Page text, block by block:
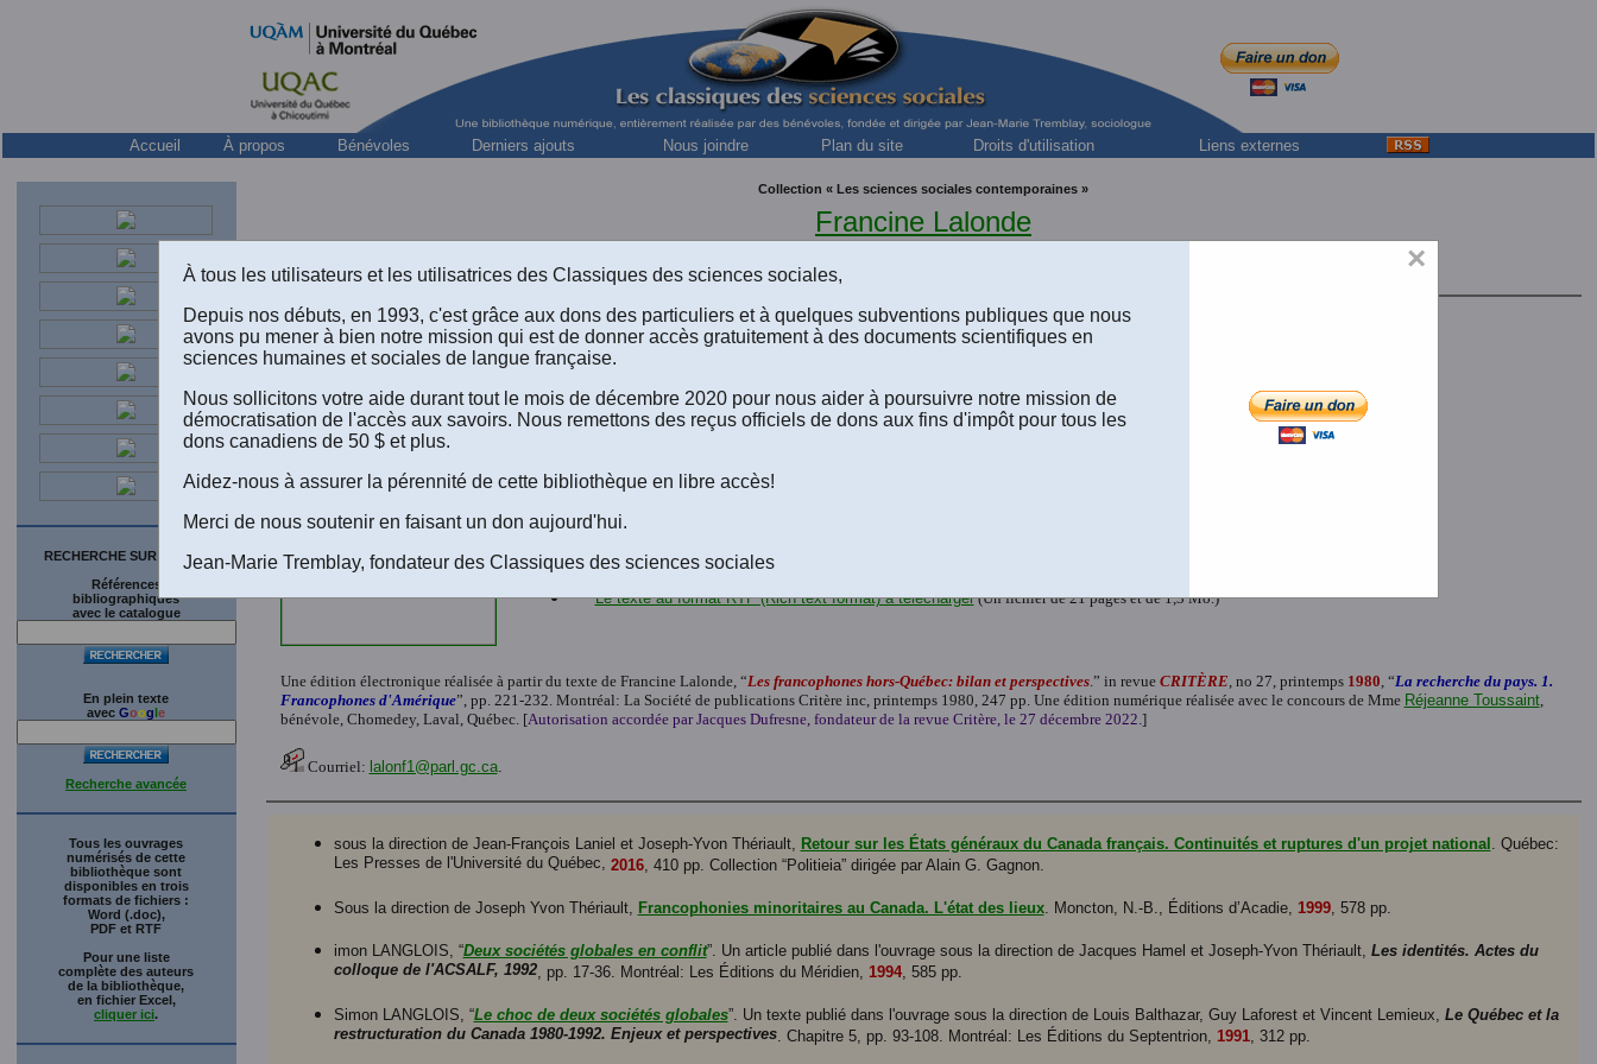
Accueil À propos Bénévoles Derniers ajouts Nous joindre Plan du site Droits d'utilisation Liens externes
RECHERCHE SUR LE SITE
Références
bibliographiques
avec le catalogue
En plein texte
avec Google
Recherche avancée
Tous les ouvrages
numérisés de cette
bibliothèque sont
disponibles en trois
formats de fichiers :
Word (.doc),
PDF et RTF
Pour une liste
complète des auteurs
de la bibliothèque,
en fichier Excel,
cliquer ici.
Collection « Les sciences sociales contemporaines »
Francine Lalonde
et ex-ministre déléguée à la condition féminine du Gouvernement du Québec
“Les francophones hors-Québec:
bilan et perspectives.” (1980)
Le texte au format Word 2008 (.doc) à télécharger
Le texte au format PDF-texte (Acrobat Reader) à télécharger
Le texte au format RTF (Rich text format) à télécharger(Un fichier de 21 pages et de 1,3 Mo.)
Une édition électronique réalisée à partir du texte de Francine Lalonde, “Les francophones hors-Québec: bilan et perspectives.” in revue CRITÈRE, no 27, printemps 1980, “La recherche du pays. 1.
Francophones d'Amérique”, pp. 221-232. Montréal: La Société de publications Critère inc, printemps 1980, 247 pp. Une édition numérique réalisée avec le concours de Mme Réjeanne Toussaint,
bénévole, Chomedey, Laval, Québec. [Autorisation accordée par Jacques Dufresne, fondateur de la revue Critère, le 27 décembre 2022.]
Courriel: lalonf1@parl.gc.ca.
sous la direction de Jean-François Laniel et Joseph-Yvon Thériault, Retour sur les États généraux du Canada français. Continuités et ruptures d'un projet national . Québec:
Les Presses de l'Université du Québec, 2016, 410 pp. Collection “Politieia” dirigée par Alain G. Gagnon.
Sous la direction de Joseph Yvon Thériault, Francophonies minoritaires au Canada. L'état des lieux. Moncton, N.-B., Éditions d’Acadie, 1999, 578 pp.
imon LANGLOIS, “Deux sociétés globales en conflit”. Un article publié dans l'ouvrage sous la direction de Jacques Hamel et Joseph-Yvon Thériault, Les identités. Actes du
colloque de l'ACSALF, 1992, pp. 17-36. Montréal: Les Éditions du Méridien, 1994, 585 pp.
Simon LANGLOIS, “Le choc de deux sociétés globales”. Un texte publié dans l'ouvrage sous la direction de Louis Balthazar, Guy Laforest et Vincent Lemieux, Le Québec et la
restructuration du Canada 1980-1992. Enjeux et perspectives. Chapitre 5, pp. 93-108. Montréal: Les Éditions du Septentrion, 1991, 312 pp.
×
À tous les utilisateurs et les utilisatrices des Classiques des sciences sociales,
Depuis nos débuts, en 1993, c'est grâce aux dons des particuliers et à quelques subventions publiques que nous
avons pu mener à bien notre mission qui est de donner accès gratuitement à des documents scientifiques en
sciences humaines et sociales de langue française.
Nous sollicitons votre aide durant tout le mois de décembre 2020 pour nous aider à poursuivre notre mission de
démocratisation de l'accès aux savoirs. Nous remettons des reçus officiels de dons aux fins d'impôt pour tous les
dons canadiens de 50 $ et plus.
Aidez-nous à assurer la pérennité de cette bibliothèque en libre accès!
Merci de nous soutenir en faisant un don aujourd'hui.
Jean-Marie Tremblay, fondateur des Classiques des sciences sociales